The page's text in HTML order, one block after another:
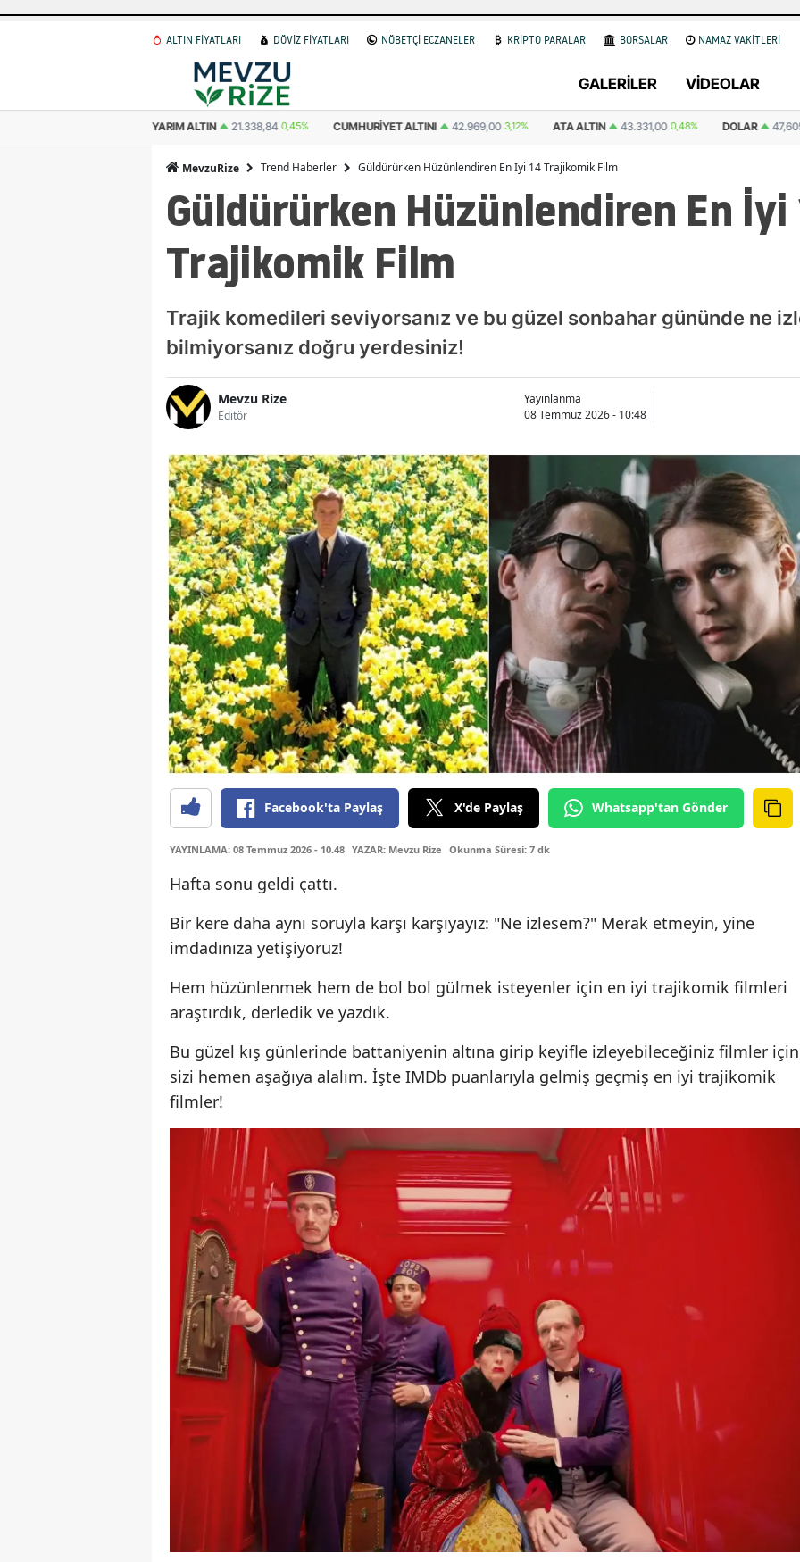
ALTIN FİYATLARI DÖVİZ FİYATLARI NÖBETÇİ ECZANELER KRİPTO PARALAR BORSALAR NAMAZ VAKİTLERİ
GALERİLER VİDEOLAR
21.338,84 0,45% CUMHURIYET ALTINI 42.969,00 3,12% ATA ALTIN 43.331,00 0,48% DOLAR 47,6051 0.05% EURO
MevzuRize Trend Haberler Güldürürken Hüzünlendiren En İyi 14 Trajikomik Film
Güldürürken Hüzünlendiren En
Trajikomik Film
Trajik komedileri seviyorsanız ve bu güzel sonbahar gününde ne
bilmiyorsanız doğru yerdesiniz!
Mevzu Rize
Editör
Yayınlanma
08 Temmuz 2026 - 10:48
Facebook'ta Paylaş X'de Paylaş Whatsapp'tan Gönder
YAYINLAMA: 08 Temmuz 2026 - 10.48 YAZAR: Mevzu Rize Okunma Süresi: 7 dk
Hafta sonu geldi çattı.
Bir kere daha aynı soruyla karşı karşıyayız: "Ne izlesem?" Merak etmeyin, yine
imdadınıza yetişiyoruz!
Hem hüzünlenmek hem de bol bol gülmek isteyenler için en iyi trajikomik filmleri
araştırdık, derledik ve yazdık.
Bu güzel kış günlerinde battaniyenin altına girip keyifle izleyebileceğiniz filmler için
sizi hemen aşağıya alalım. İşte IMDb puanlarıyla gelmiş geçmiş en iyi trajikomik
filmler!